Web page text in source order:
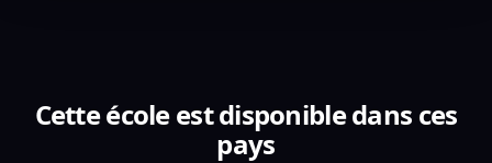
Cette école est disponible dans ces
pays